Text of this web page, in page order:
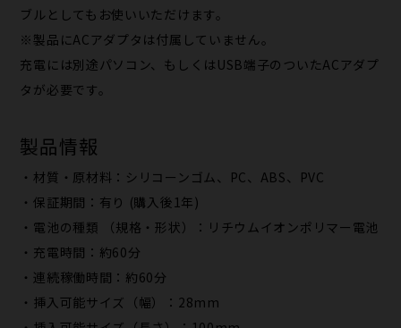
ブルとしてもお使いいただけます。
※製品にACアダプタは付属していません。
充電には別途パソコン、もしくはUSB端子のついたACアダプ
タが必要です。
製品情報
・材質・原材料：シリコーンゴム、PC、ABS、PVC
・保証期間：有り (購入後1年)
・電池の種類 （規格・形状）：リチウムイオンポリマー電池
・充電時間：約60分
・連続稼働時間：約60分
・挿入可能サイズ（幅）：28mm